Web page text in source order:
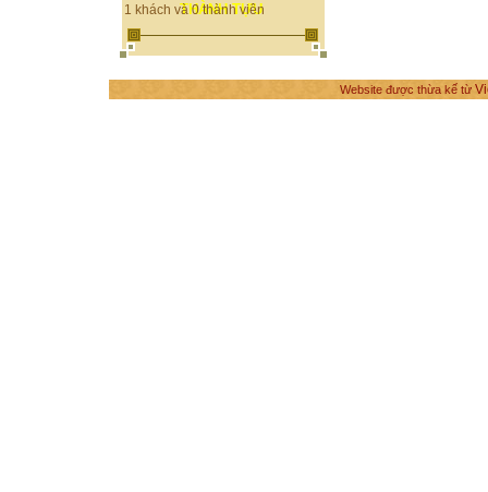
THÀNH TỰU
1 khách và 0 thành viên
Website được thừa kế từ